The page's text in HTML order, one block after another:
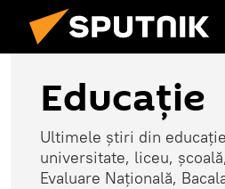
Educație
Ultimele știri din
universitate, liceu,
Evaluare Națională,